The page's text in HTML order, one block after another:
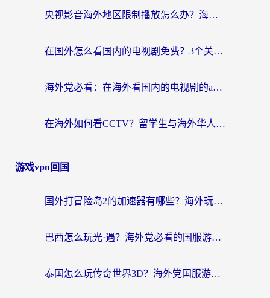
央视影音海外地区限制播放怎么办？海外华人必看的追剧自由指南
在国外怎么看国内的电视剧免费？3个关键步骤+1款靠谱加速器帮你搞定
海外党必看：在海外看国内的电视剧的app选对了吗？3步解决地域限制烦恼
在海外如何看CCTV？留学生与海外华人的实用回国加速指南
游戏vpn回国
国外打冒险岛2的加速器有哪些？海外玩家国服畅玩全攻略（附实测推荐）
巴西怎么玩光·遇？海外党必看的国服游戏加速器选择指南（附3款热门游戏实测）
泰国怎么玩传奇世界3D？海外党国服游戏加速终极指南（附非洲欧洲热门游戏解决方案）